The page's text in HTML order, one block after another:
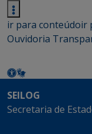
ir para conteúdoir
Ouvidoria
SEILOG
Secretaria de